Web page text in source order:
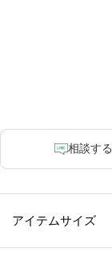
相談する
アイテムサイズ